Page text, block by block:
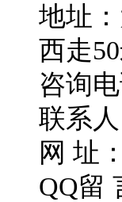
地址
西走
咨询
联系
网 址
QQ留